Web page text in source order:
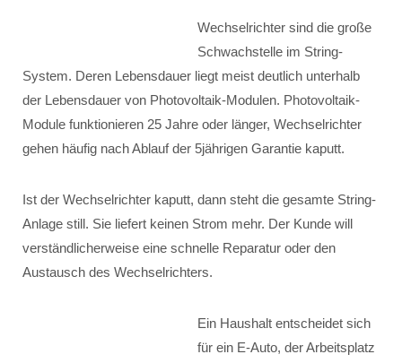
Wechselrichter sind die große
Schwachstelle im String-
System. Deren Lebensdauer liegt meist deutlich unterhalb
der Lebensdauer von Photovoltaik-Modulen. Photovoltaik-
Module funktionieren 25 Jahre oder länger, Wechselrichter
gehen häufig nach Ablauf der 5jährigen Garantie kaputt.
Ist der Wechselrichter kaputt, dann steht die gesamte String-
Anlage still. Sie liefert keinen Strom mehr. Der Kunde will
verständlicherweise eine schnelle Reparatur oder den
Austausch des Wechselrichters.
Ein Haushalt entscheidet sich
für ein E-Auto, der Arbeitsplatz